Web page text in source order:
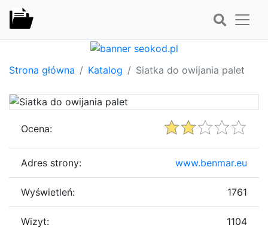
Strona główna Katalog Siatka do owijania palet
Ocena:
Adres strony: www.benmar.eu
Wyświetleń: 1761
Wizyt: 1104